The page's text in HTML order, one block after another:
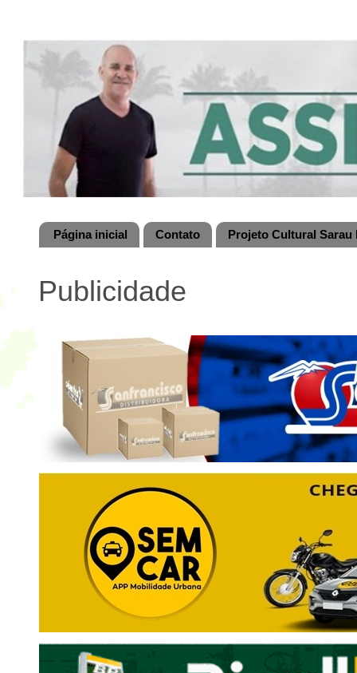
Página inicial Contato Projeto Cultural
Publicidade